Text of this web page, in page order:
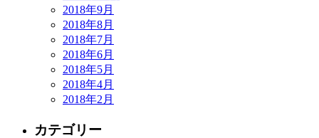
2018年9月
2018年8月
2018年7月
2018年6月
2018年5月
2018年4月
2018年2月
カテゴリー